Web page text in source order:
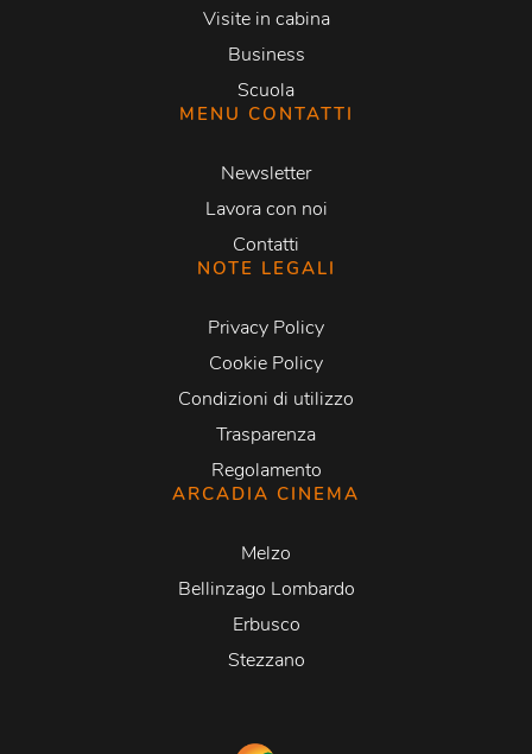
Visite in cabina
Business
Scuola
MENU CONTATTI
Newsletter
Lavora con noi
Contatti
NOTE LEGALI
Privacy Policy
Cookie Policy
Condizioni di utilizzo
Trasparenza
Regolamento
ARCADIA CINEMA
Melzo
Bellinzago Lombardo
Erbusco
Stezzano